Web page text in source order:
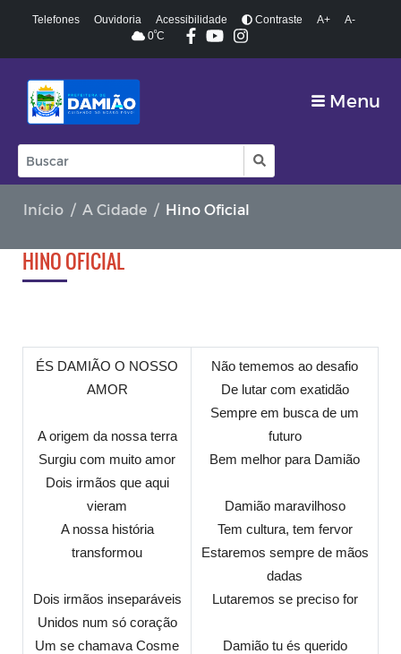
Telefones Ouvidoria Acessibilidade Contraste A+
A-
0ºC
Menu
Início A Cidade Hino Oficial
HINO OFICIAL
ÉS DAMIÃO O NOSSO
AMOR
A origem da nossa terra
Surgiu com muito amor
Dois irmãos que aqui
vieram
A nossa história
transformou
Dois irmãos inseparáveis
Unidos num só coração
Um se chamava Cosme
Não tememos ao desafio
De lutar com exatidão
Sempre em busca de um
futuro
Bem melhor para Damião
Damião maravilhoso
Tem cultura, tem fervor
Estaremos sempre de mãos
dadas
Lutaremos se preciso for
Damião tu és querido